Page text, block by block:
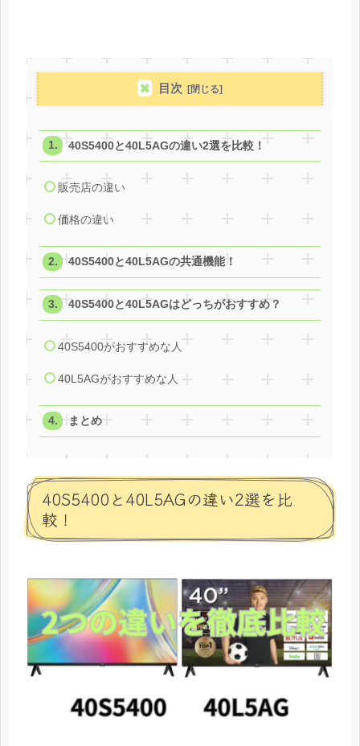
目次
40S5400と40L5AGの違い2選を比較！
販売店の違い
価格の違い
40S5400と40L5AGの共通機能！
40S5400と40L5AGはどっちがおすすめ？
40S5400がおすすめな人
40L5AGがおすすめな人
まとめ
40S5400と40L5AGの違い2選を比
較！